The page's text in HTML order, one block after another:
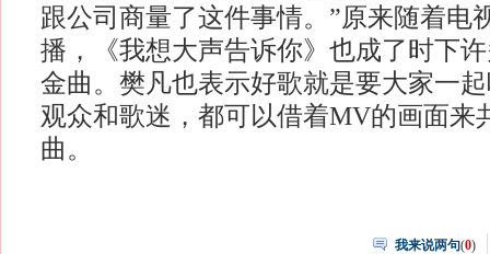
跟公司商量了这件事情。”原来随着电
播，《我想大声告诉你》也成了时下
金曲。樊凡也表示好歌就是要大家一
观众和歌迷，都可以借着MV的画面来
曲。
我来说两句(0)